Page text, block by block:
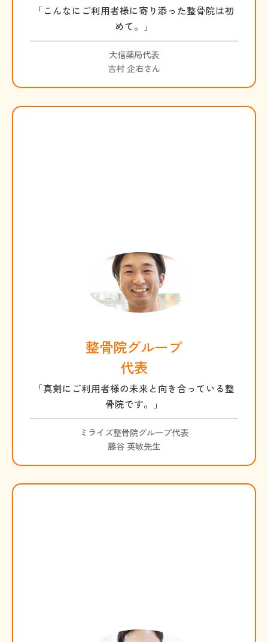
「こんなにご利用者様に寄り添った整骨院は初
めて。」
大信薬局代表
吉村 企右さん
整骨院グループ
代表
「真剣にご利用者様の未来と向き合っている整
骨院です。」
ミライズ整骨院グループ代表
藤谷 英敏先生